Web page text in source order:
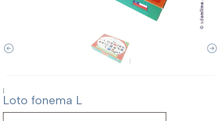
|
Loto fonema L